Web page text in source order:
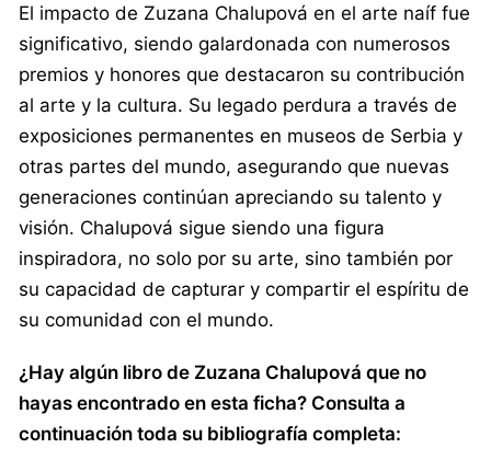
El impacto de Zuzana Chalupová en el arte naíf fue
significativo, siendo galardonada con numerosos
premios y honores que destacaron su contribución
al arte y la cultura. Su legado perdura a través de
exposiciones permanentes en museos de Serbia y
otras partes del mundo, asegurando que nuevas
generaciones continúan apreciando su talento y
visión. Chalupová sigue siendo una figura
inspiradora, no solo por su arte, sino también por
su capacidad de capturar y compartir el espíritu de
su comunidad con el mundo.
¿Hay algún libro de Zuzana Chalupová que no
hayas encontrado en esta ficha? Consulta a
continuación toda su bibliografía completa: